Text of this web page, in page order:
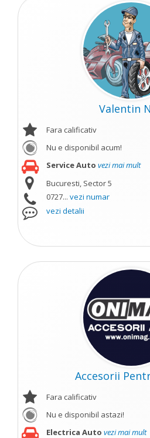
Valentin
Fara calificativ
Nu e disponibil acum!
Service Auto vezi mai mult
Bucuresti, Sector 5
0727... vezi numar
vezi detalii
Accesorii
Fara calificativ
Nu e disponibil astazi!
Electrica Auto vezi mai mult